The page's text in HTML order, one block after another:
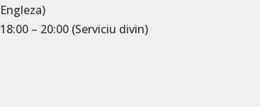
Engleza)
18:00 – 20:00 (Serviciu divin)